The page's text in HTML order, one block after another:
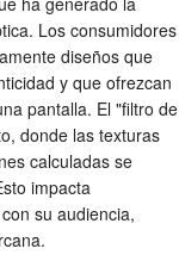
Los consumidores
diseños que
y que ofrezcan
pantalla. El "filtro de
donde las texturas
calculadas se
impacta
su audiencia,